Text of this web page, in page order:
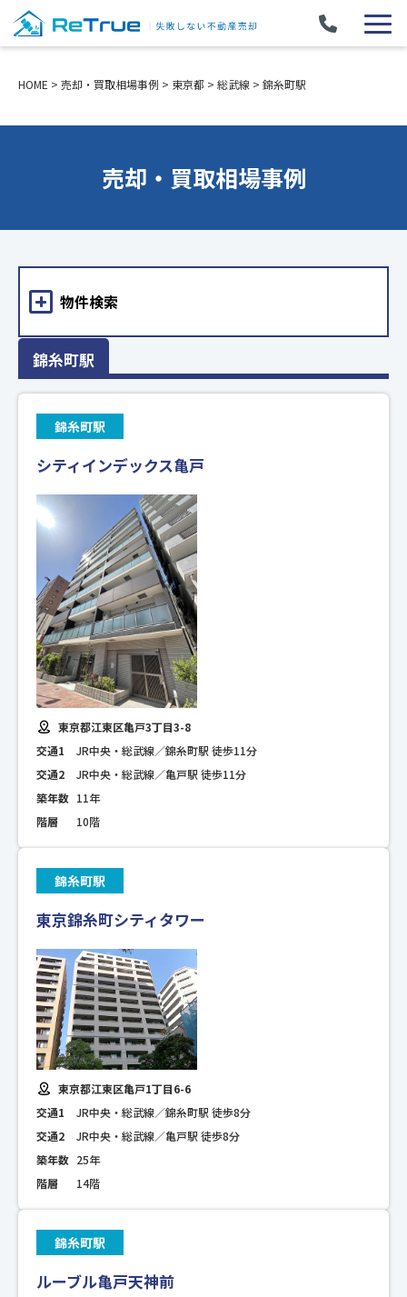
HOME > 売却・買取相場事例 > 東京都 > 総武線 > 錦糸町駅
売却・買取相場事例
錦糸町駅
錦糸町駅
シティインデックス亀戸
東京都江東区亀戸3丁目3-8
交通1
JR中央・総武線／錦糸町駅 徒歩11分
交通2
JR中央・総武線／亀戸駅 徒歩11分
築年数 11年
階層
10階
錦糸町駅
東京錦糸町シティタワー
東京都江東区亀戸1丁目6-6
交通1
JR中央・総武線／錦糸町駅 徒歩8分
交通2
JR中央・総武線／亀戸駅 徒歩8分
築年数 25年
階層
14階
錦糸町駅
ルーブル亀戸天神前
物件検索